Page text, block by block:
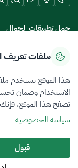
حمل تطبيقات الجوال
سياسة الخصوصيةشروط
جميع الحقوق محفوظة 2026 © ZATCA.GOV.SA
تم تطويره وصيانته بواسطة
آخر تحديث للموقع في
ملفات تعريف
هذا الموقع يستخدم
الاستخدام وضمان
تصفح هذا الموقع، فإنك
سياسة الخصوصية
قبول